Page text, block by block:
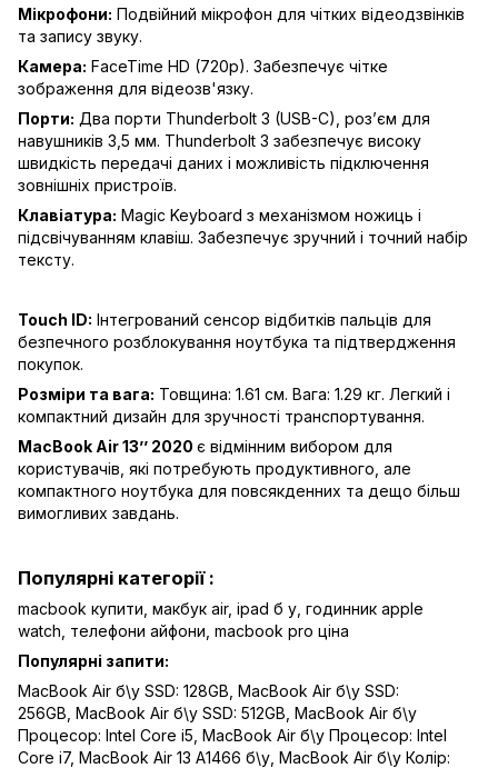
Мікрофони: Подвійний мікрофон для чітких відеодзвінків
та запису звуку.
Камера: FaceTime HD (720p). Забезпечує чітке
зображення для відеозв'язку.
Порти: Два порти Thunderbolt 3 (USB-C), роз’єм для
навушників 3,5 мм. Thunderbolt 3 забезпечує високу
швидкість передачі даних і можливість підключення
зовнішніх пристроїв.
Клавіатура: Magic Keyboard з механізмом ножиць і
підсвічуванням клавіш. Забезпечує зручний і точний набір
тексту.
Touch ID: Інтегрований сенсор відбитків пальців для
безпечного розблокування ноутбука та підтвердження
покупок.
Розміри та вага: Товщина: 1.61 см. Вага: 1.29 кг. Легкий і
компактний дизайн для зручності транспортування.
MacBook Air 13’’ 2020 є відмінним вибором для
користувачів, які потребують продуктивного, але
компактного ноутбука для повсякденних та дещо більш
вимогливих завдань.
Популярні категорії :
macbook купити, макбук air, ipad б у, годинник apple
watch телефони айфони, macbook pro ціна
Популярні запити:
MacBook Air б\у SSD: 128GB MacBook Air б\у SSD:
256GB MacBook Air б\у SSD: 512GB MacBook Air б\у
Процесор: Intel Core i5 MacBook Air б\у Процесор: Intel
Core i7, MacBook Air 13 A1466 б\у MacBook Air б\у Колір: